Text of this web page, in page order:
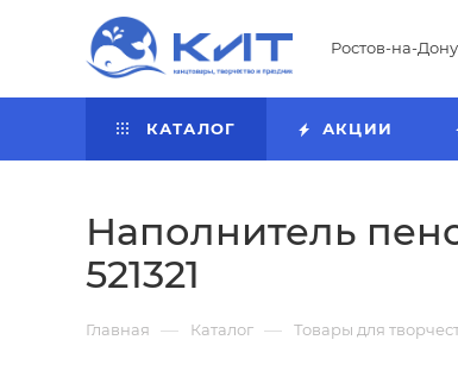
Ростов-на-Дону
КАТАЛОГ АКЦИИ
Наполнитель
521321
Главная — Каталог — Товары для